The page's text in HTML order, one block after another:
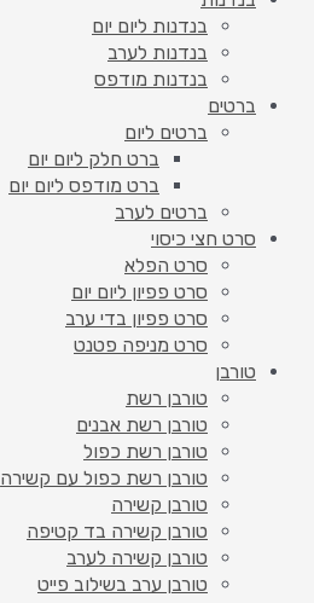
בנדנות ליום יום
בנדנות לערב
בנדנות מודפס
ברטים
ברטים ליום
ברט חלק ליום יום
ברט מודפס ליום יום
ברטים לערב
סרט חצי כיסוי
סרט הפלא
סרט פפיון ליום יום
סרט פפיון בדי ערב
סרט מניפה פטנט
טורבן
טורבן רשת
טורבן רשת אבנים
טורבן רשת כפול
טורבן רשת כפול עם קשירה
טורבן קשירה
טורבן קשירה בד קטיפה
טורבן קשירה לערב
טורבן ערב בשילוב פייט